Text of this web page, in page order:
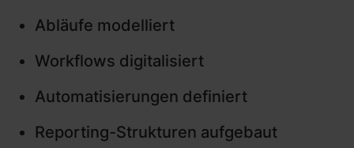
Abläufe modelliert
Workflows digitalisiert
Automatisierungen definiert
Reporting-Strukturen aufgebaut